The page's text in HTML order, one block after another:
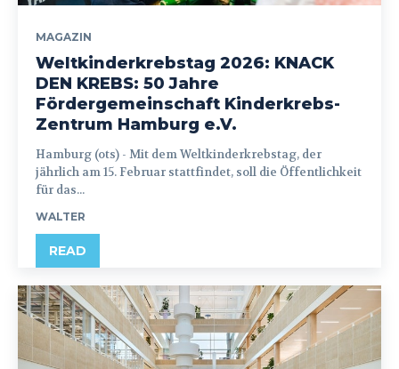
MAGAZIN
Weltkinderkrebstag 2026: KNACK
DEN KREBS: 50 Jahre
Fördergemeinschaft Kinderkrebs-
Zentrum Hamburg e.V.
Hamburg (ots) - Mit dem Weltkinderkrebstag, der
jährlich am 15. Februar stattfindet, soll die Öffentlichkeit
für das...
WALTER
READ